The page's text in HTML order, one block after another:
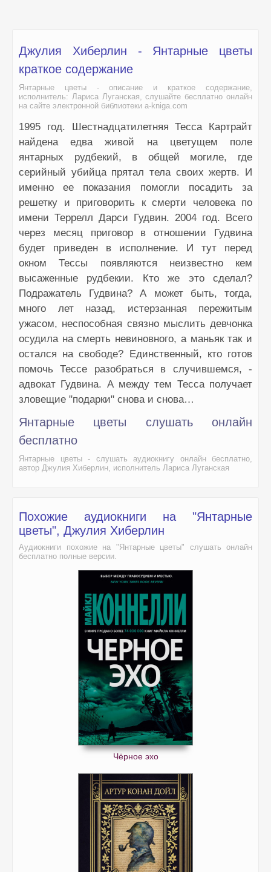
47. Янтарные цветы
48. Янтарные цветы
49. Янтарные цветы
50. Янтарные цветы
51. Янтарные цветы
52. Янтарные цветы
53. Янтарные цветы
54. Янтарные цветы
56. Янтарные цветы
57. Янтарные цветы
58. Янтарные цветы
59. Янтарные цветы
60. Янтарные цветы
61. Янтарные цветы
62. Янтарные цветы
63. Янтарные цветы
64. Янтарные цветы
65. Янтарные цветы
66. Янтарные цветы
67. Янтарные цветы
68. Янтарные цветы
69. Янтарные цветы
72. Янтарные цветы
73. Янтарные цветы
74. Янтарные цветы
75. Янтарные цветы
76. Янтарные цветы
77. Янтарные цветы
78. Янтарные цветы
79. Янтарные цветы
80. Янтарные цветы
81. Янтарные цветы
82. Янтарные цветы
83. Янтарные цветы
84. Янтарные цветы
85. Янтарные цветы
86. Янтарные цветы
87. Янтарные цветы
Джулия Хиберлин - Янтарные цветы
краткое содержание
Янтарные цветы - описание и краткое содержание,
исполнитель: Лариса Луганская, слушайте бесплатно онлайн
на сайте электронной библиотеки a-kniga.com
1995 год. Шестнадцатилетняя Тесса Картрайт
найдена едва живой на цветущем поле
янтарных рудбекий, в общей могиле, где
серийный убийца прятал тела своих жертв. И
именно ее показания помогли посадить за
решетку и приговорить к смерти человека по
имени Террелл Дарси Гудвин. 2004 год. Всего
через месяц приговор в отношении Гудвина
будет приведен в исполнение. И тут перед
окном Тессы появляются неизвестно кем
высаженные рудбекии. Кто же это сделал?
Подражатель Гудвина? А может быть, тогда,
много лет назад, истерзанная пережитым
ужасом, неспособная связно мыслить девчонка
осудила на смерть невиновного, а маньяк так и
остался на свободе? Единственный, кто готов
помочь Тессе разобраться в случившемся, -
адвокат Гудвина. А между тем Тесса получает
зловещие "подарки" снова и снова…
Янтарные цветы слушать онлайн
бесплатно
Янтарные цветы - слушать аудиокнигу онлайн бесплатно,
автор Джулия Хиберлин, исполнитель Лариса Луганская
Похожие аудиокниги на "Янтарные
цветы", Джулия Хиберлин
Аудиокниги похожие на "Янтарные цветы" слушать онлайн
бесплатно полные версии.
Чёрное эхо